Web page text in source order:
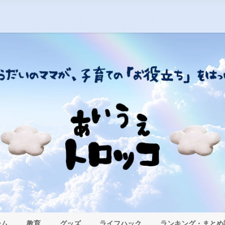
教育 グッズ ライフハック ランキング・まと